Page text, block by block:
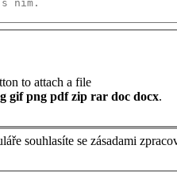
to attach a file
gif png pdf zip rar doc docx.
souhlasíte se zásadami